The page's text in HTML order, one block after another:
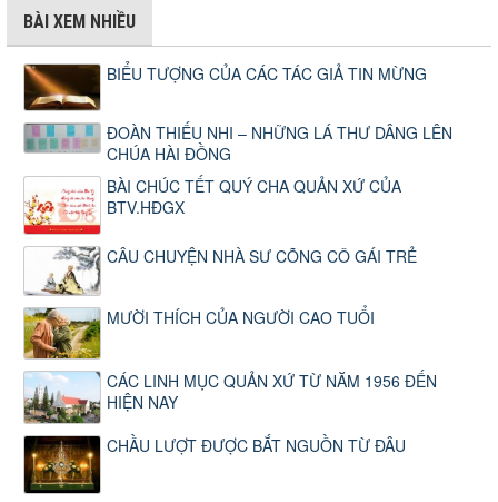
BÀI XEM NHIỀU
BIỂU TƯỢNG CỦA CÁC TÁC GIẢ TIN MỪNG
ĐOÀN THIẾU NHI – NHỮNG LÁ THƯ DÂNG LÊN
CHÚA HÀI ĐỒNG
BÀI CHÚC TẾT QUÝ CHA QUẢN XỨ CỦA
BTV.HĐGX
CÂU CHUYỆN NHÀ SƯ CÕNG CÔ GÁI TRẺ
MƯỜI THÍCH CỦA NGƯỜI CAO TUỔI
CÁC LINH MỤC QUẢN XỨ TỪ NĂM 1956 ĐẾN
HIỆN NAY
CHẦU LƯỢT ĐƯỢC BẮT NGUỒN TỪ ĐÂU